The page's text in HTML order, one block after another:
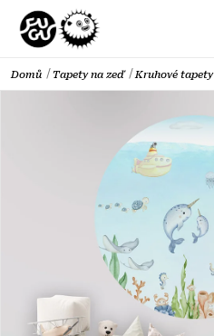
obsah
Domů Tapety na zeď Kruhové tapety